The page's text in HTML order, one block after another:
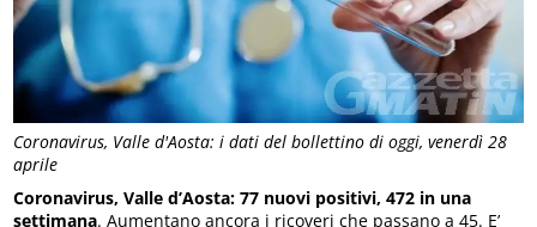
Coronavirus, Valle d'Aosta: i dati del bollettino di oggi, venerdì 28
aprile
Coronavirus, Valle d’Aosta: 77 nuovi positivi, 472 in una
settimana. Aumentano ancora i ricoveri che passano a 45. E’